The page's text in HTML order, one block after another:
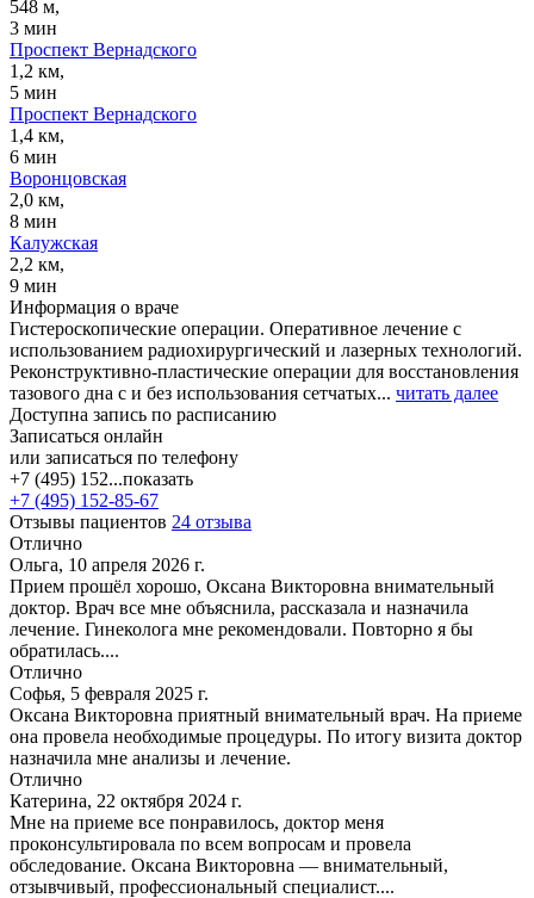
548 м,
3 мин
Проспект Вернадского
1,2 км,
5 мин
Проспект Вернадского
1,4 км,
6 мин
Воронцовская
2,0 км,
8 мин
Калужская
2,2 км,
9 мин
Информация о враче
Гистероскопические операции. Оперативное лечение с
использованием радиохирургический и лазерных технологий.
Реконструктивно-пластические операции для восстановления
тазового дна с и без использования сетчатых... читать далее
Доступна запись по расписанию
Записаться онлайн
или записаться по телефону
+7 (495) 152...показать
+7 (495) 152-85-67
Отзывы пациентов 24 отзыва
Отлично
Ольга, 10 апреля 2026 г.
Прием прошёл хорошо, Оксана Викторовна внимательный
доктор. Врач все мне объяснила, рассказала и назначила
лечение. Гинеколога мне рекомендовали. Повторно я бы
обратилась....
Отлично
Софья, 5 февраля 2025 г.
Оксана Викторовна приятный внимательный врач. На приеме
она провела необходимые процедуры. По итогу визита доктор
назначила мне анализы и лечение.
Отлично
Катерина, 22 октября 2024 г.
Мне на приеме все понравилось, доктор меня
проконсультировала по всем вопросам и провела
обследование. Оксана Викторовна — внимательный,
отзывчивый, профессиональный специалист....